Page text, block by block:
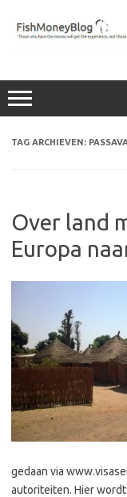
inhoud
TAG ARCHIEVEN:
Over land
Europa
gedaan via
autoriteiten. Hier